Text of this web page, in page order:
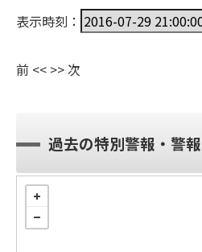
表示時刻：
前 << >>次
過去の特別警報・警